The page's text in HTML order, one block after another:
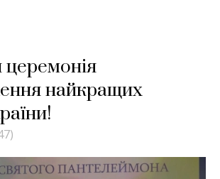
церемонія
найкращих